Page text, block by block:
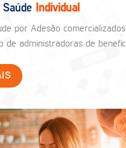
Individual
por Adesão
de administradoras de